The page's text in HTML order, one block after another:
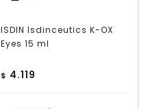
ISDIN Isdinceutics K-OX
Eyes 15 ml
$ 4.119